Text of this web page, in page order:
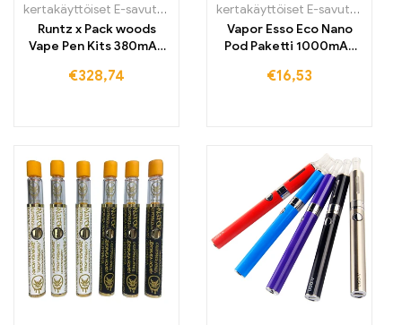
kertakäyttöiset E-savut
,kertakäyttöiset E-savut Suomi,
Runtz x Pack woods
Vape Pen Kits 380mAh
€328,74
kertakäyttöiset E-savut
,
Vapor Esso Eco Nano
Pod Paketti 1000mAh
€16,53